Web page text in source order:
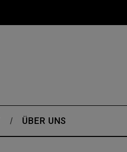
ÜBER UNS